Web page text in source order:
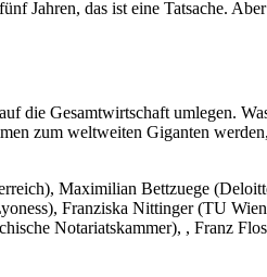
Jahren, das ist eine Tatsache.
die Gesamtwirtschaft umlegen.
zum weltweiten Giganten
Maximilian Bettzuege
Franziska Nittinger (TU
Notariatskammer), , Franz